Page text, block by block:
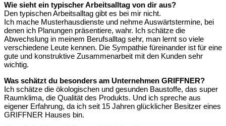
Wie sieht ein typischer Arbeitsalltag von dir aus?
Den typischen Arbeitsalltag gibt es bei mir nicht.
Ich mache Musterhausdienste und nehme Auswärtstermine, bei
denen ich Planungen präsentiere, wahr. Ich schätze die
Abwechslung in meinem Berufsalltag sehr, man lernt so viele
verschiedene Leute kennen. Die Sympathie füreinander ist für eine
gute und konstruktive Zusammenarbeit mit den Kunden sehr
wichtig.
Was schätzt du besonders am Unternehmen GRIFFNER?
Ich schätze die ökologischen und gesunden Baustoffe, das super
Raumklima, die Qualität des Produkts. Und ich spreche aus
eigener Erfahrung, da ich seit 15 Jahren glücklicher Besitzer eines
GRIFFNER Hauses bin.